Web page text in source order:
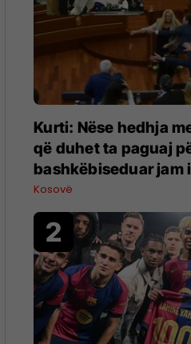
Kurti: Nëse hedhja
që duhet ta paguaj
bashkëbiseduar jam
Kosovë